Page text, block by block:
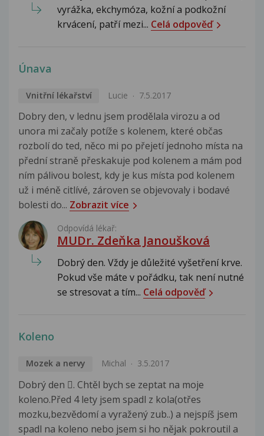
vyrážka, ekchymóza, kožní a podkožní
krvácení, patří mezi... Celá odpověď
Únava
Vnitřní lékařství Lucie 7.5.2017
Dobry den, v lednu jsem prodělala virozu a od
unora mi začaly potíže s kolenem, které občas
rozbolí do ted, něco mi po přejetí jednoho místa na
přední straně přeskakuje pod kolenem a mám pod
ním pálivou bolest, kdy je kus místa pod kolenem
už i méně citlívé, zároven se objevovaly i bodavé
bolesti do... Zobrazit více
Odpovídá lékař:
MUDr. Zdeňka Janoušková
Dobrý den. Vždy je důležité vyšetření krve.
Pokud vše máte v pořádku, tak není nutné
se stresovat a tím... Celá odpověď
Koleno
Mozek a nervy Michal 3.5.2017
Dobrý den . Chtěl bych se zeptat na moje
koleno.Před 4 lety jsem spadl z kola(otřes
mozku,bezvědomí a vyražený zub..) a nejspíš jsem
spadl na koleno nebo jsem si ho nějak pokroutil a